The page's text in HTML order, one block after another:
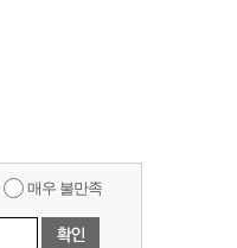
매우 불만족